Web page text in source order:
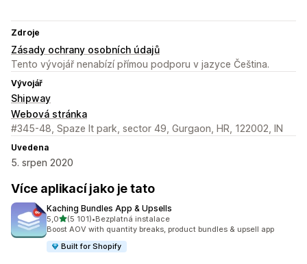
Zdroje
Zásady ochrany osobních údajů
Tento vývojář nenabízí přímou podporu v jazyce Čeština.
Vývojář
Shipway
Webová stránka
#345-48, Spaze It park, sector 49, Gurgaon, HR, 122002, IN
Uvedena
5. srpen 2020
Více aplikací jako je tato
Kaching Bundles App & Upsells
5,0z 5 hvězd
(5 101)
Celkový počet recenzí: 5101
•Bezplatná instalace
Boost AOV with quantity breaks, product bundles & upsell app
Built for Shopify